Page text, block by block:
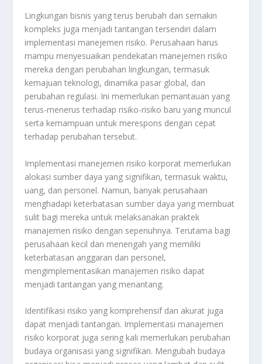
Lingkungan bisnis yang terus berubah dan semakin
kompleks juga menjadi tantangan tersendiri dalam
implementasi manejemen risiko. Perusahaan harus
mampu menyesuaikan pendekatan manejemen risiko
mereka dengan perubahan lingkungan, termasuk
kemajuan teknologi, dinamika pasar global, dan
perubahan regulasi. Ini memerlukan pemantauan yang
terus-menerus terhadap risiko-risiko baru yang muncul
serta kemampuan untuk merespons dengan cepat
terhadap perubahan tersebut.
Implementasi manejemen risiko korporat memerlukan
alokasi sumber daya yang signifikan, termasuk waktu,
uang, dan personel. Namun, banyak perusahaan
menghadapi keterbatasan sumber daya yang membuat
sulit bagi mereka untuk melaksanakan praktek
manajemen risiko dengan sepenuhnya. Terutama bagi
perusahaan kecil dan menengah yang memiliki
keterbatasan anggaran dan personel,
mengimplementasikan manajemen risiko dapat
menjadi tantangan yang menantang.
Identifikasi risiko yang komprehensif dan akurat juga
dapat menjadi tantangan. Implementasi manajemen
risiko korporat juga sering kali memerlukan perubahan
budaya organisasi yang signifikan. Mengubah budaya